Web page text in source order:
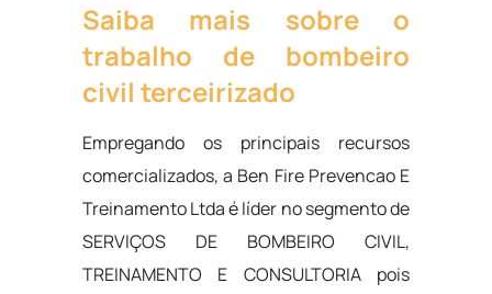
Saiba mais sobre o
trabalho de bombeiro
civil terceirizado
Empregando os principais recursos
comercializados, a Ben Fire Prevencao E
Treinamento Ltda é líder no segmento de
SERVIÇOS DE BOMBEIRO CIVIL,
TREINAMENTO E CONSULTORIA pois